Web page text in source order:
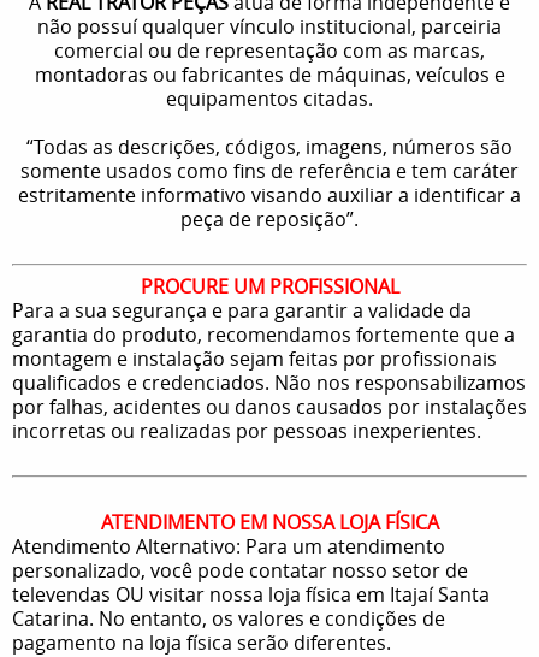
não possuí qualquer vínculo institucional, parceiria
comercial ou de representação com as marcas,
montadoras ou fabricantes de máquinas, veículos e
equipamentos citadas.
“Todas as descrições, códigos, imagens, números são
somente usados como fins de referência e tem caráter
estritamente informativo visando auxiliar a identificar a
peça de reposição”.
PROCURE UM PROFISSIONAL
Para a sua segurança e para garantir a validade da
garantia do produto, recomendamos fortemente que a
montagem e instalação sejam feitas por profissionais
qualificados e credenciados. Não nos responsabilizamos
por falhas, acidentes ou danos causados por instalações
incorretas ou realizadas por pessoas inexperientes.
ATENDIMENTO EM NOSSA LOJA FÍSICA
Atendimento Alternativo: Para um atendimento
personalizado, você pode contatar nosso setor de
televendas OU visitar nossa loja física em Itajaí Santa
Catarina. No entanto, os valores e condições de
pagamento na loja física serão diferentes.